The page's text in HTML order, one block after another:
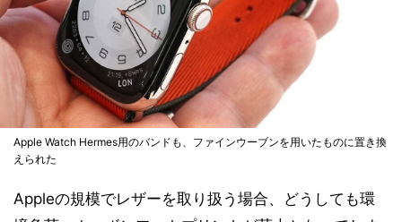
Apple Watch Hermes用のバンドも、ファインウーブンを用いたものに置き換
えられた
Appleの規模でレザーを取り扱う場合、どうしても環